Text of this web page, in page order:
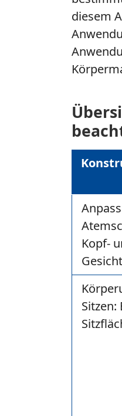
diesem
Kopf-